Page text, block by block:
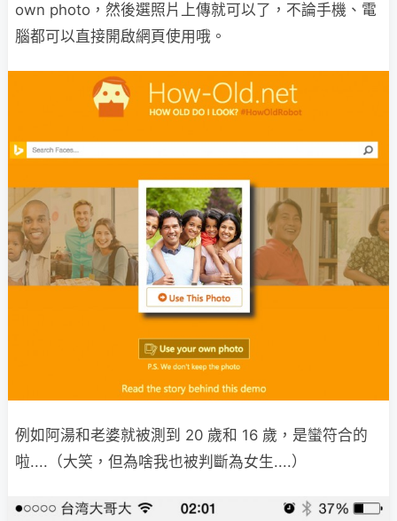
own photo，然後選照片上傳就可以了，不論手機、電
腦都可以直接開啟網頁使用哦。
例如阿湯和老婆就被測到 20 歲和 16 歲，是蠻符合的
啦....（大笑，但為啥我也被判斷為女生....）